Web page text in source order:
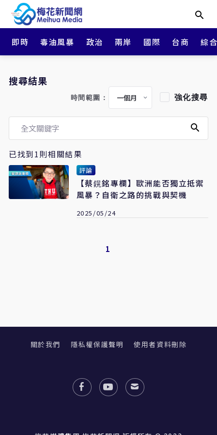
即時 毒油風暴 政治 兩岸 國際 台商 綜
搜尋結果
時間範圍： 強化搜尋
已找到1則相關結果
評論
【蔡鎤銘專欄】歐洲能否獨立抵禦
風暴？自衛之路的挑戰與契機
2025/05/24
1
關於我們 隱私權保護聲明 使用者資料刪除